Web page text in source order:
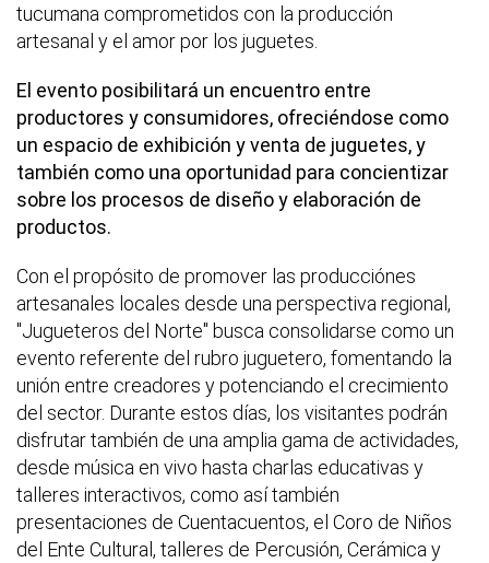
tucumana comprometidos con la producción
artesanal y el amor por los juguetes.
El evento posibilitará un encuentro entre
productores y consumidores, ofreciéndose como
un espacio de exhibición y venta de juguetes, y
también como una oportunidad para concientizar
sobre los procesos de diseño y elaboración de
productos.
Con el propósito de promover las producciónes
artesanales locales desde una perspectiva regional,
"Jugueteros del Norte" busca consolidarse como un
evento referente del rubro juguetero, fomentando la
unión entre creadores y potenciando el crecimiento
del sector. Durante estos días, los visitantes podrán
disfrutar también de una amplia gama de actividades,
desde música en vivo hasta charlas educativas y
talleres interactivos, como así también
presentaciones de Cuentacuentos, el Coro de Niños
del Ente Cultural, talleres de Percusión, Cerámica y